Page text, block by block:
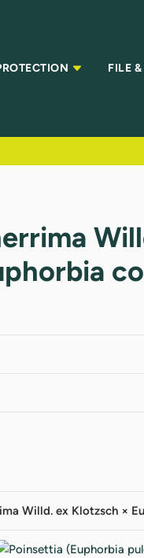
FILE
Willd. ex Klotzsch ×